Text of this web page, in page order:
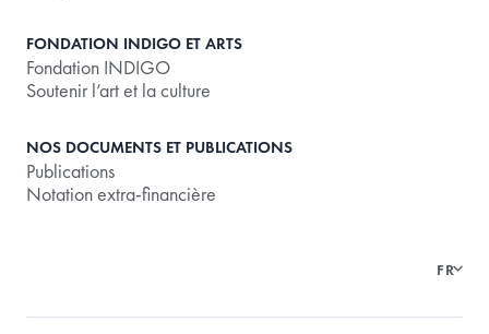
FONDATION INDIGO ET ARTS
Fondation INDIGO
Soutenir l’art et la culture
NOS DOCUMENTS ET PUBLICATIONS
Publications
Notation extra-financière
FR